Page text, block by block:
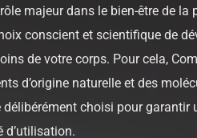
majeur dans le bien-être de la
conscient et scientifique de
de votre corps. Pour cela,
d’origine naturelle et des
choisi pour garantir
d’utilisation.